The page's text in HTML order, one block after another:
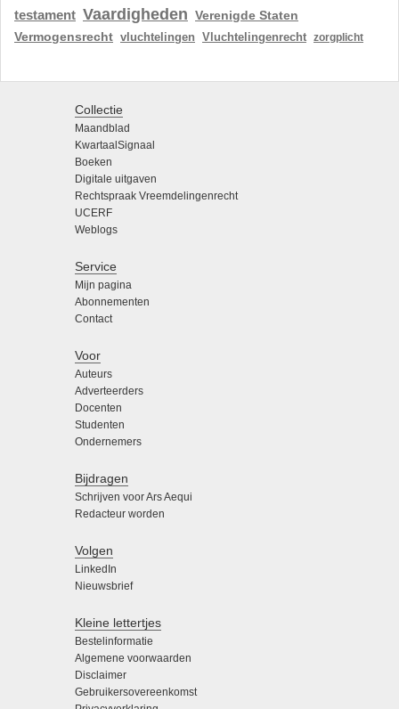
testament Vaardigheden Verenigde Staten
Vermogensrecht vluchtelingen Vluchtelingenrecht zorgplicht
Collectie
Maandblad
KwartaalSignaal
Boeken
Digitale uitgaven
Rechtspraak Vreemdelingenrecht
UCERF
Weblogs
Service
Mijn pagina
Abonnementen
Contact
Voor
Auteurs
Adverteerders
Docenten
Studenten
Ondernemers
Bijdragen
Schrijven voor Ars Aequi
Redacteur worden
Volgen
LinkedIn
Nieuwsbrief
Kleine lettertjes
Bestelinformatie
Algemene voorwaarden
Disclaimer
Gebruikersovereenkomst